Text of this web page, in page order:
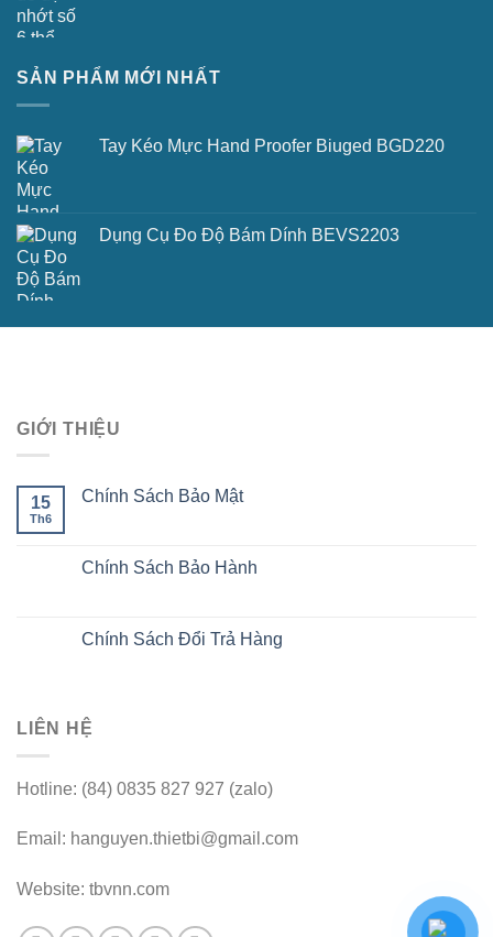
SẢN PHẨM MỚI NHẤT
Tay Kéo Mực Hand Proofer Biuged BGD220
Dụng Cụ Đo Độ Bám Dính BEVS2203
GIỚI THIỆU
15
Th6
Chính Sách Bảo Mật
Chính Sách Bảo Hành
Chính Sách Đổi Trả Hàng
LIÊN HỆ
Hotline: (84) 0835 827 927 (zalo)
Email: hanguyen.thietbi@gmail.com
Website: tbvnn.com